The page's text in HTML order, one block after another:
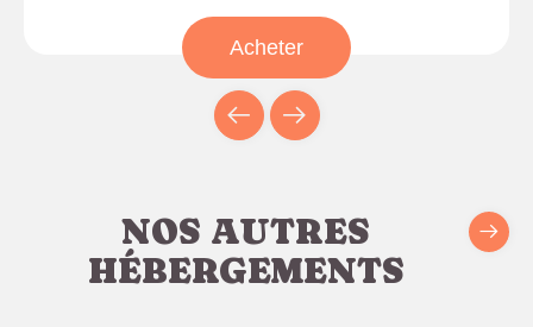
Acheter
NOS AUTRES
HÉBERGEMENTS